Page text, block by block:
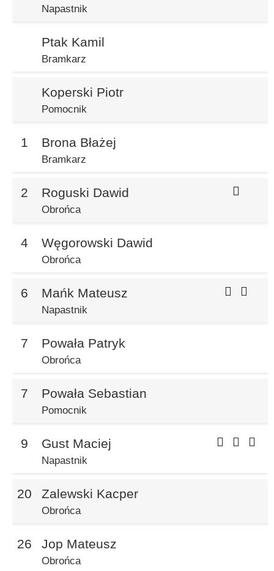
Napastnik
Ptak Kamil
Bramkarz
Koperski Piotr
Pomocnik
1 Brona Błażej
Bramkarz
2 Roguski Dawid
Obrońca
4 Węgorowski Dawid
Obrońca
6 Mańk Mateusz
Napastnik
7 Powała Patryk
Obrońca
7 Powała Sebastian
Pomocnik
9 Gust Maciej
Napastnik
20 Zalewski Kacper
Obrońca
26 Jop Mateusz
Obrońca